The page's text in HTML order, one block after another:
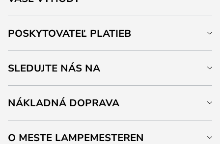
POSKYTOVATEĽ PLATIEB
SLEDUJTE NÁS NA
NÁKLADNÁ DOPRAVA
O MESTE LAMPEMESTEREN